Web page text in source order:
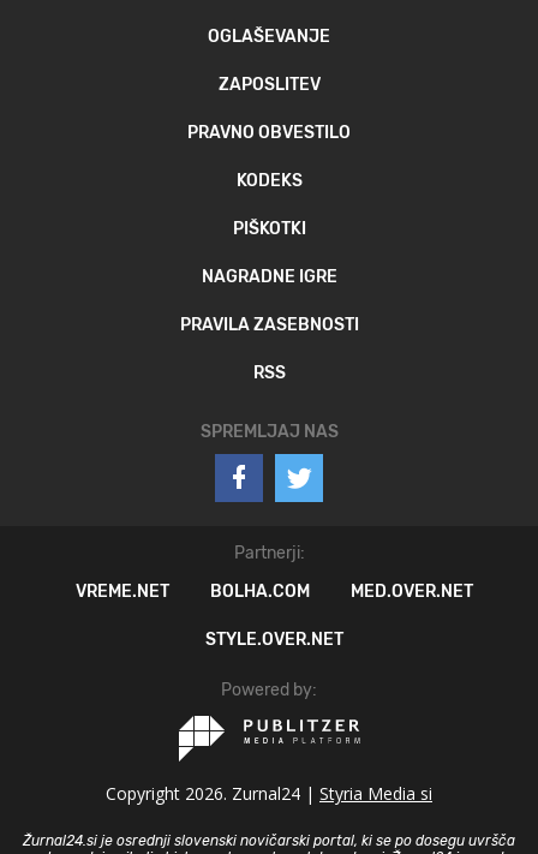
OGLAŠEVANJE
ZAPOSLITEV
PRAVNO OBVESTILO
KODEKS
PIŠKOTKI
NAGRADNE IGRE
PRAVILA ZASEBNOSTI
RSS
SPREMLJAJ NAS
Partnerji:
VREME.NET
BOLHA.COM MED.OVER.NET
STYLE.OVER.NET
Powered by:
Copyright 2026. Zurnal24 | Styria Media si
Žurnal24.si je osrednji slovenski novičarski portal, ki se po dosegu uvršča